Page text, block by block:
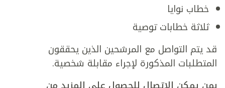
خطاب نوايا
ثلاثة خطابات توصية
قد يتم التواصل مع المرشحين الذين يحققون
المتطلبات المذكورة لإجراء مقابلة شخصية.